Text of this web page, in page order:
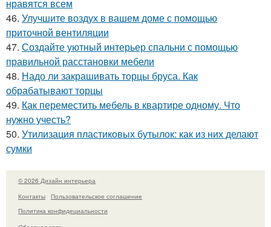
нравятся всем
46. Улучшите воздух в вашем доме с помощью
приточной вентиляции
47. Создайте уютный интерьер спальни с помощью
правильной расстановки мебели
48. Надо ли закрашивать торцы бруса. Как
обрабатывают торцы
49. Как переместить мебель в квартире одному. Что
нужно учесть?
50. Утилизация пластиковых бутылок: как из них делают
сумки
© 2026 Дизайн интерьера
Контакты
Пользовательское соглашение
Политика конфидециальности